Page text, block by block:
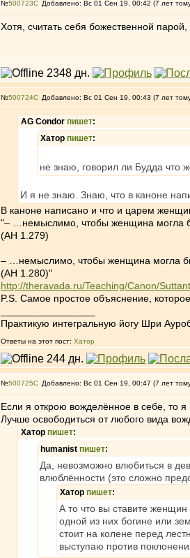
№500723 Добавлено: Вс 01 Сен 19, 00:42 (7 лет
Хотя, считать себя божественной
№500724 Добавлено: Вс 01 Сен 19, 00:43 (7 лет
AG Condor пишет:
Хатор пишет:
не знаю, говорил ли Будда что
И я не знаю. Знаю, что в каноне
В каноне написано и что и царем
"– …немыслимо, чтобы женщина могла
(АН 1.279)
– …немыслимо, чтобы женщина могла
(АН 1.280)"
http://theravada.ru/Teaching/Canon/
P.S. Самое простое объяснение,
Практикую интегральную йогу Шри
Ответы на этот пост: Хатор
№500725 Добавлено: Вс 01 Сен 19, 00:47 (7 лет
Если я открою вожделённое в себе, то
Лучше освободиться от любого вида
Хатор пишет:
humanist пишет:
Да, невозможно влюбиться в
влюблённости (это сложно
Хатор пишет:
А то что вы ставите
одной из них богине или
стоит на колене перед
выступаю против